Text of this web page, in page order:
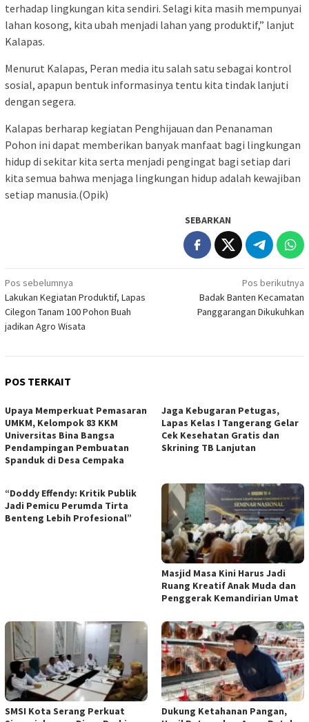
terhadap lingkungan kita sendiri. Selagi kita masih mempunyai
lahan kosong, kita ubah menjadi lahan yang produktif,” lanjut
Kalapas.
Menurut Kalapas, Peran media itu salah satu sebagai kontrol
sosial, apapun bentuk informasinya tentu kita tindak lanjuti
dengan segera.
Kalapas berharap kegiatan Penghijauan dan Penanaman
Pohon ini dapat memberikan banyak manfaat bagi lingkungan
hidup di sekitar kita serta menjadi pengingat bagi setiap dari
kita semua bahwa menjaga lingkungan hidup adalah kewajiban
setiap manusia.(Opik)
SEBARKAN
Navigasi
pos
Pos sebelumnya
Lakukan Kegiatan Produktif, Lapas
Cilegon Tanam 100 Pohon Buah
jadikan Agro Wisata
Pos berikutnya
Badak Banten Kecamatan
Panggarangan Dikukuhkan
POS TERKAIT
Upaya Memperkuat Pemasaran
UMKM, Kelompok 83 KKM
Universitas Bina Bangsa
Pendampingan Pembuatan
Spanduk di Desa Cempaka
Jaga Kebugaran Petugas,
Lapas Kelas I Tangerang Gelar
Cek Kesehatan Gratis dan
Skrining TB Lanjutan
“Doddy Effendy: Kritik Publik
Jadi Pemicu Perumda Tirta
Benteng Lebih Profesional”
Masjid Masa Kini Harus Jadi
Ruang Kreatif Anak Muda dan
Penggerak Kemandirian Umat
SMSI Kota Serang Perkuat
Dukung Ketahanan Pangan,